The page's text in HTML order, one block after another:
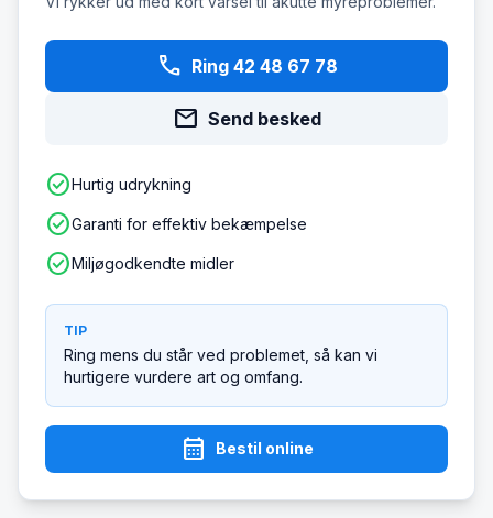
phone Ring 42 48 67 78
mail Send besked
check_circleHurtig udrykning
check_circleGaranti for effektiv bekæmpelse
check_circleMiljøgodkendte midler
TIP
Ring mens du står ved problemet, så kan vi
hurtigere vurdere art og omfang.
calendar_month Bestil online